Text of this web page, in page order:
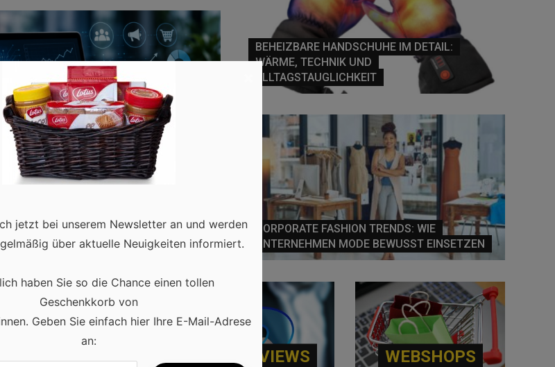
DATAGEDREVEN MARKETING: DE
VAN SUCCESVOLLE DIGITALE
BEHEIZBARE HANDSCHUHE IM DETAIL:
WÄRME, TECHNIK UND
ALLTAGSTAUGLICHKEIT
CORPORATE FASHION TRENDS: WIE
UNTERNEHMEN MODE BEWUSST EINSETZEN
DEUTSCHLAND INTERVIEWS WEBSHOPS
jetzt bei unserem Newsletter an und werden
über aktuelle Neuigkeiten informiert.
haben Sie so die Chance einen tollen
Geschenkkorb von
Geben Sie einfach hier Ihre E-Mail-Adrese
an: